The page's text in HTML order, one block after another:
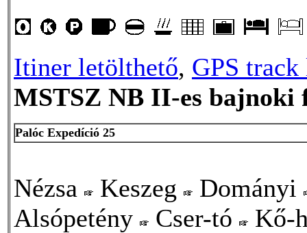
Itiner letölthető, GPS
MSTSZ NB II-es bajnoki
Palóc Expedíció 25
Nézsa Keszeg
Dományi
Alsópetény
Cser-tó
Kő-